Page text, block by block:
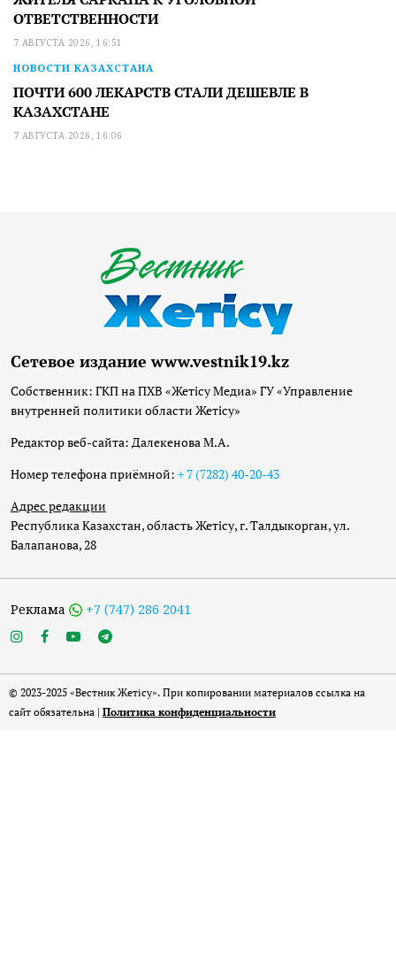
ОТВЕТСТВЕННОСТИ
7 АВГУСТА 2026, 16:51
НОВОСТИ КАЗАХСТАНА
ПОЧТИ 600 ЛЕКАРСТВ СТАЛИ ДЕШЕВЛЕ В
КАЗАХСТАНЕ
7 АВГУСТА 2026, 16:06
Сетевое издание www.vestnik19.kz
Собственник: ГКП на ПХВ «Жетісу Медиа» ГУ «Управление
внутренней политики области Жетісу»
Редактор веб-сайта: Далекенова М.А.
Номер телефона приёмной: + 7 (7282) 40-20-43
Адрес редакции
Республика Казахстан, область Жетісу, г. Талдыкорган, ул.
Балапанова, 28
Реклама +7 (747) 286 2041
© 2023-2025 «Вестник Жетісу». При копировании материалов ссылка на
сайт обязательна | Политика конфиденциальности